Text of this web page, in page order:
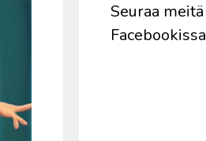
Seuraa meitä
Facebookissa